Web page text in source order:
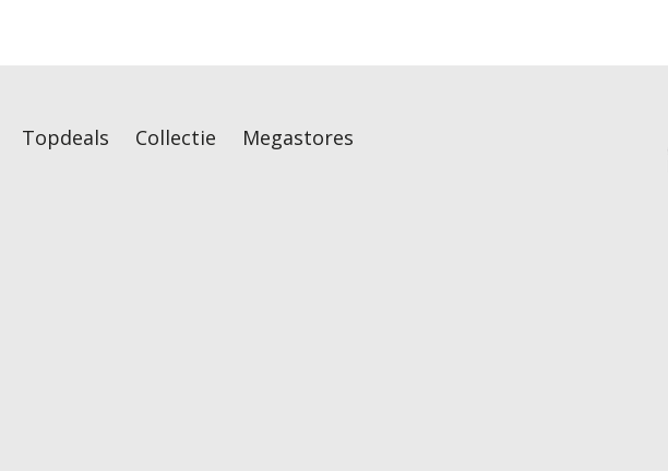
Topdeals Collectie Megastores